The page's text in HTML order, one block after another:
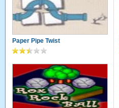
Paper Pipe Twist